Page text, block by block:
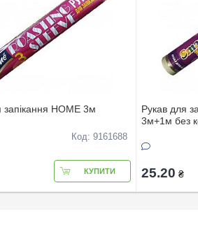
запікання HOME 3м
Код: 9161688
КУПИТИ
Рукав для
3м+1м без
25.20 ₴